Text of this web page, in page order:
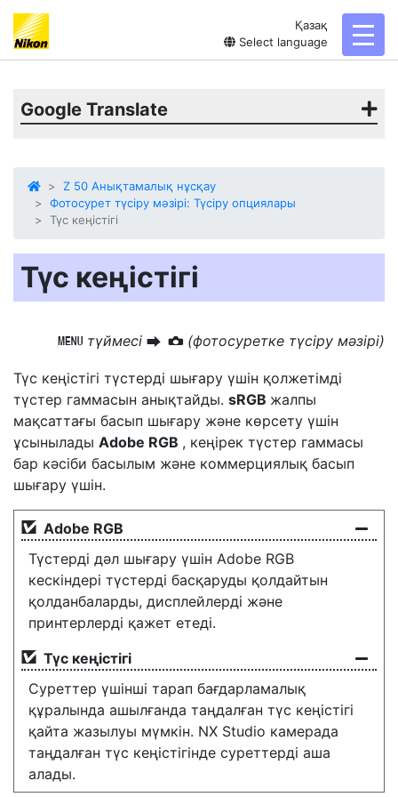
Қазақ
Select language
Google Translate
Z 50 Анықтамалық нұсқау
Фотосурет түсіру мәзірі: Түсіру опциялары
Түс кеңістігі
Түс кеңістігі
G түймесі U C (фотосуретке түсіру мәзірі)
Түс кеңістігі түстерді шығару үшін қолжетімді
түстер гаммасын анықтайды. sRGB жалпы
мақсаттағы басып шығару және көрсету үшін
ұсынылады Adobe RGB , кеңірек түстер гаммасы
бар кәсіби басылым және коммерциялық басып
шығару үшін.
Adobe RGB
Түстерді дәл шығару үшін Adobe RGB
кескіндері түстерді басқаруды қолдайтын
қолданбаларды, дисплейлерді және
принтерлерді қажет етеді.
Түс кеңістігі
Суреттер үшінші тарап бағдарламалық
құралында ашылғанда таңдалған түс кеңістігі
қайта жазылуы мүмкін. NX Studio камерада
таңдалған түс кеңістігінде суреттерді аша
алады.